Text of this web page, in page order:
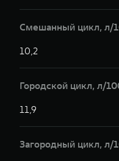
Смешанный цикл, л/
10,2
Городской цикл, л/
11,9
Загородный цикл, л/